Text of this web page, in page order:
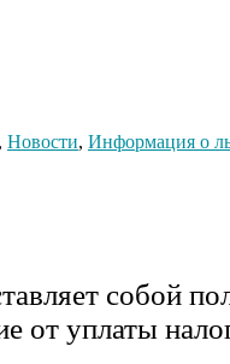
, Новости, Информация о
собой
от уплаты